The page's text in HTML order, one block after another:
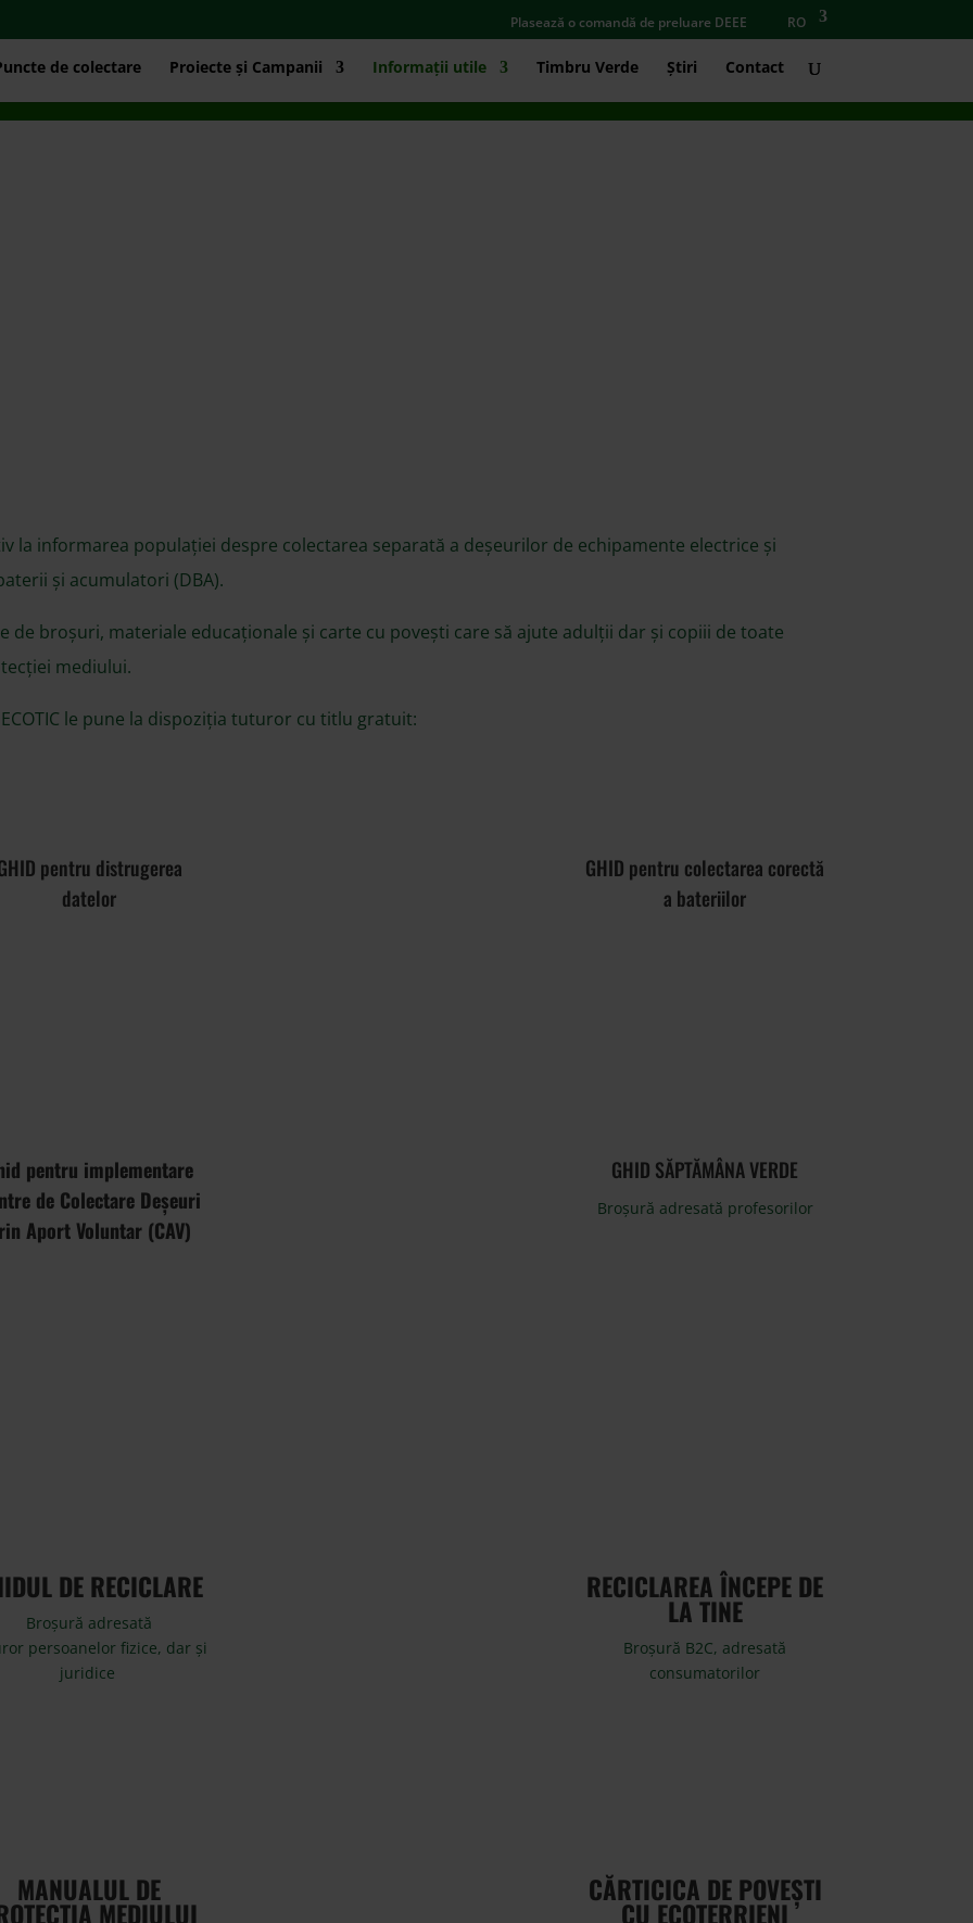
Plasează o comandă de preluare DEEE RO
de colectare Proiecte și Campanii Informații utile Timbru Verde Știri Contact
la informarea populației despre colectarea separată a deșeurilor de echipamente electrice și
și acumulatori (DBA).
de broșuri, materiale educaționale și carte cu povești care să ajute adulții dar și copiii de toate
mediului.
le pune la dispoziția tuturor cu titlu gratuit:
pentru distrugerea
datelor
GHID pentru colectarea corectă
a bateriilor
pentru implementare
de Colectare Deșeuri
Aport Voluntar (CAV)
GHID SĂPTĂMÂNA VERDE
Broșură adresată profesorilor
DE RECICLARE
Broșură adresată
persoanelor fizice, dar și
juridice
RECICLAREA ÎNCEPE DE
LA TINE
Broșură B2C, adresată
consumatorilor
MANUALUL DE
MEDIULUI
CĂRTICICA DE POVEȘTI
CU ECOTERRIENI